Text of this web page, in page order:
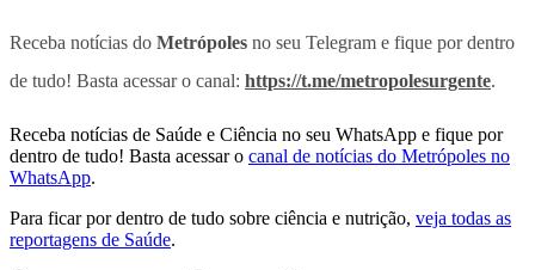
Receba notícias do Metrópoles no seu Telegram e fique por dentro
de tudo! Basta acessar o canal: https://t.me/metropolesurgente.
Receba notícias de Saúde e Ciência no seu WhatsApp e fique por
dentro de tudo! Basta acessar o canal de notícias do Metrópoles no
WhatsApp.
Para ficar por dentro de tudo sobre ciência e nutrição, veja todas as
reportagens de Saúde.